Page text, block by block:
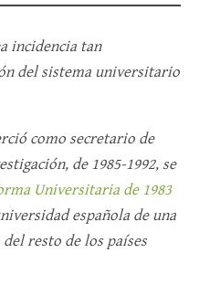
incidencia tan
del sistema universitario
como secretario de
de 1985-1992, se
Universitaria de 1983
española de una
resto de los países